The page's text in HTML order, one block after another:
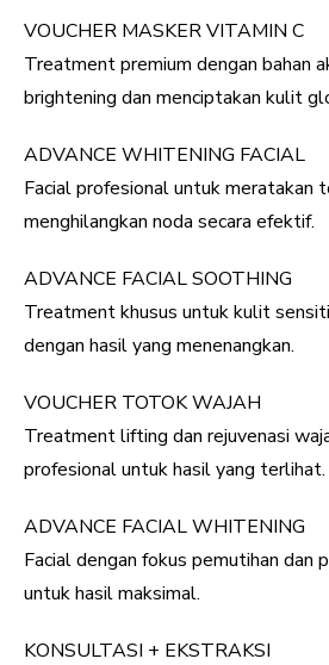
VOUCHER MASKER VITAMIN C
Treatment premium dengan bahan
brightening dan menciptakan kulit
ADVANCE WHITENING FACIAL
Facial profesional untuk meratakan
menghilangkan noda secara efektif.
ADVANCE FACIAL SOOTHING
Treatment khusus untuk kulit
dengan hasil yang menenangkan.
VOUCHER TOTOK WAJAH
Treatment lifting dan rejuvenasi
profesional untuk hasil yang terlihat.
ADVANCE FACIAL WHITENING
Facial dengan fokus pemutihan dan
untuk hasil maksimal.
KONSULTASI + EKSTRAKSI